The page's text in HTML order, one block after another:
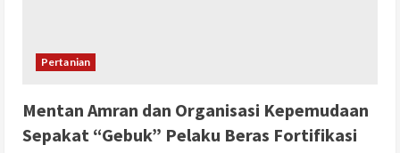
Pertanian
Mentan Amran dan Organisasi Kepemudaan
Sepakat “Gebuk” Pelaku Beras Fortifikasi